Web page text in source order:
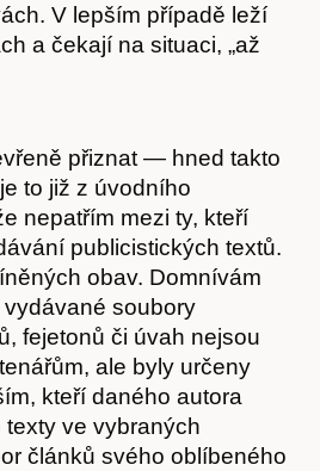
V lepším případě leží
a čekají na situaci, „až
přiznat — hned takto
to již z úvodního
nepatřím mezi ty, kteří
publicistických textů.
obav. Domnívám
soubory
fejetonů či úvah nejsou
ale byly určeny
kteří daného autora
ve vybraných
článků svého oblíbeného